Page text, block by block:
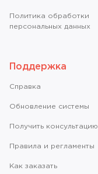
Политика обработки
персональных данных
Поддержка
Справкa
Обновление системы
Получить консультацию
Правила и регламенты
Как заказать